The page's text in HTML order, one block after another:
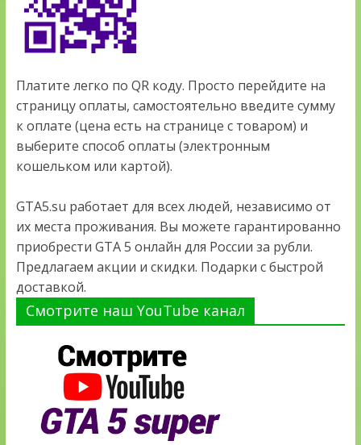
Платите легко по QR коду. Просто перейдите на
страницу оплаты, самостоятельно введите сумму
к оплате (цена есть на странице с товаром) и
выберите способ оплаты (электронным
кошельком или картой).
GTA5.su работает для всех людей, независимо от
их места проживания. Вы можете гарантированно
приобрести GTA 5 онлайн для России за рубли.
Предлагаем акции и скидки. Подарки с быстрой
доставкой.
Смотрите наш YouTube канал